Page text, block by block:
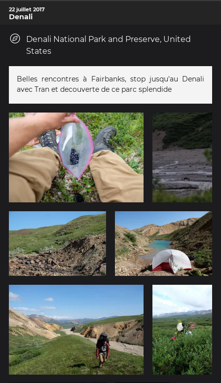
22 juillet 2017
Denali
Denali National Park and Preserve, United
States
Belles rencontres à Fairbanks, stop jusqu'au Denali
avec Tran et decouverte de ce parc splendide